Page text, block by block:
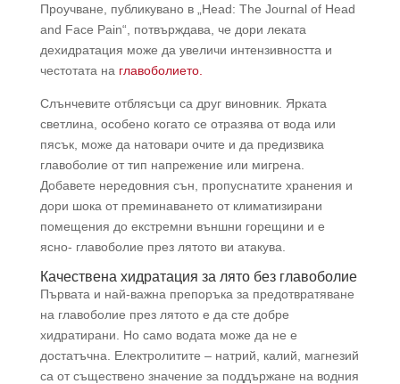
Проучване, публикувано в „Head: The Journal of Head
and Face Pain“, потвърждава, че дори леката
дехидратация може да увеличи интензивността и
честотата на главоболието.
Слънчевите отблясъци са друг виновник. Ярката
светлина, особено когато се отразява от вода или
пясък, може да натовари очите и да предизвика
главоболие от тип напрежение или мигрена.
Добавете нередовния сън, пропуснатите хранения и
дори шока от преминаването от климатизирани
помещения до екстремни външни горещини и е
ясно- главоболие през лятото ви атакува.
Качествена хидратация за лято без главоболие
Първата и най-важна препоръка за предотвратяване
на главоболие през лятото е да сте добре
хидратирани. Но само водата може да не е
достатъчна. Електролитите – натрий, калий, магнезий
са от съществено значение за поддържане на водния